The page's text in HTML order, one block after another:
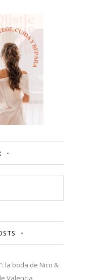
la boda de Nico &
Valencia